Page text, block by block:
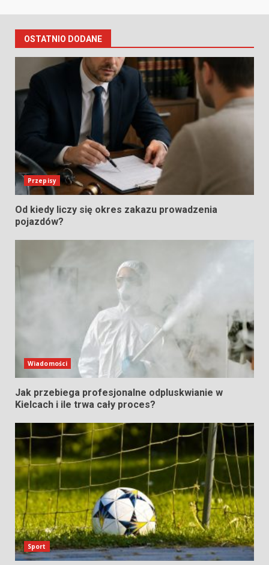
OSTATNIO DODANE
Przepisy
Od kiedy liczy się okres zakazu prowadzenia
pojazdów?
Wiadomości
Jak przebiega profesjonalne odpluskwianie w
Kielcach i ile trwa cały proces?
Sport